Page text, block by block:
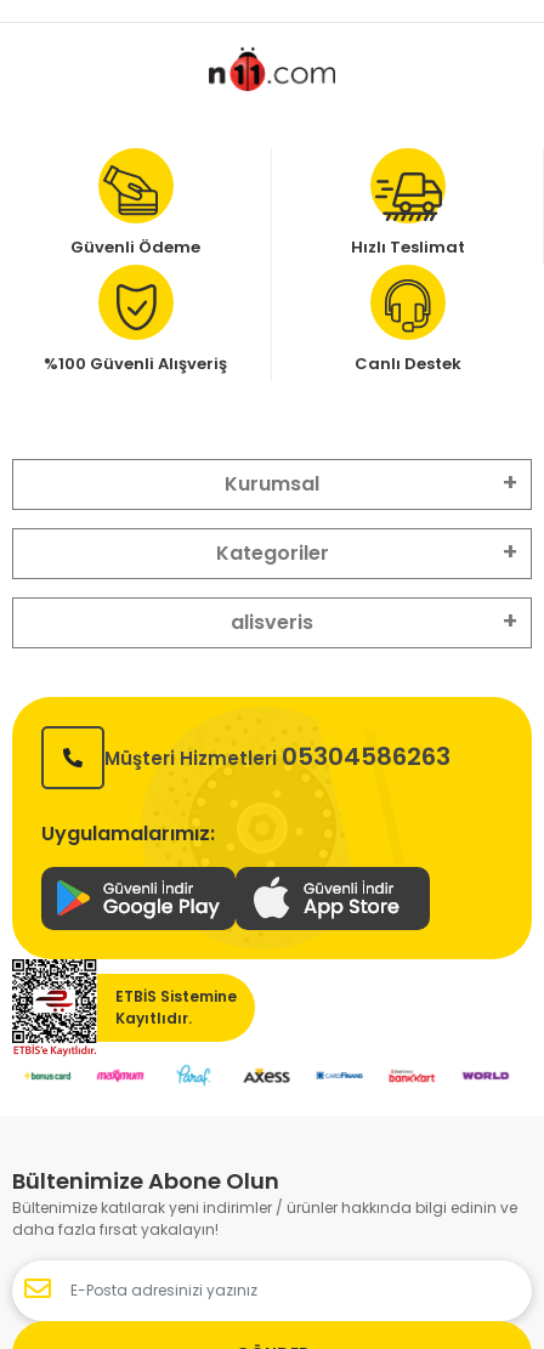
Güvenli Ödeme Hızlı Teslimat
%100 Güvenli Alışveriş Canlı Destek
Kurumsal
Kategoriler
alisveris
Müşteri Hizmetleri 05304586263
Uygulamalarımız:
ETBİS Sistemine
Kayıtlıdır.
Bültenimize Abone Olun
Bültenimize katılarak yeni indirimler / ürünler hakkında bilgi edinin ve
daha fazla fırsat yakalayın!